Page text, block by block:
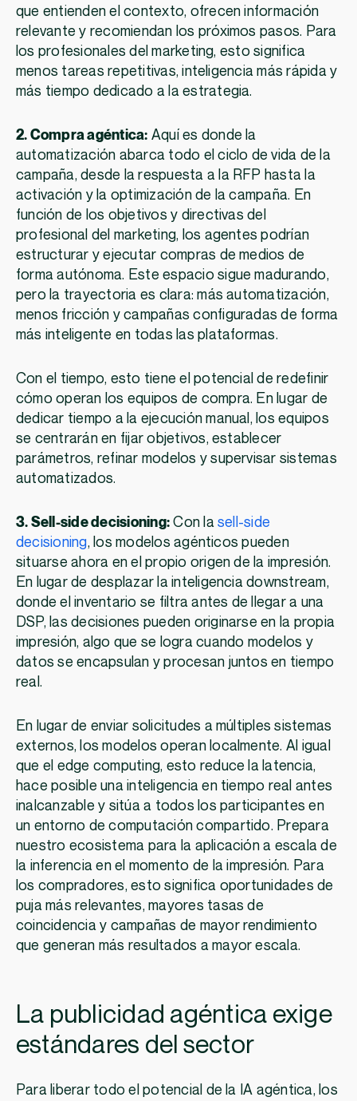
que entienden el contexto, ofrecen información
relevante y recomiendan los próximos pasos. Para
los profesionales del marketing, esto significa
menos tareas repetitivas, inteligencia más rápida y
más tiempo dedicado a la estrategia.
2. Compra agéntica: Aquí es donde la
automatización abarca todo el ciclo de vida de la
campaña, desde la respuesta a la RFP hasta la
activación y la optimización de la campaña. En
función de los objetivos y directivas del
profesional del marketing, los agentes podrían
estructurar y ejecutar compras de medios de
forma autónoma. Este espacio sigue madurando,
pero la trayectoria es clara: más automatización,
menos fricción y campañas configuradas de forma
más inteligente en todas las plataformas.
Con el tiempo, esto tiene el potencial de redefinir
cómo operan los equipos de compra. En lugar de
dedicar tiempo a la ejecución manual, los equipos
se centrarán en fijar objetivos, establecer
parámetros, refinar modelos y supervisar sistemas
automatizados.
3. Sell-side decisioning: Con lasell-side
decisioning, los modelos agénticos pueden
situarse ahora en el propio origen de la impresión.
En lugar de desplazar la inteligencia downstream,
donde el inventario se filtra antes de llegar a una
DSP, las decisiones pueden originarse en la propia
impresión, algo que se logra cuando modelos y
datos se encapsulan y procesan juntos en tiempo
real.
En lugar de enviar solicitudes a múltiples sistemas
externos, los modelos operan localmente. Al igual
que el edge computing, esto reduce la latencia,
hace posible una inteligencia en tiempo real antes
inalcanzable y sitúa a todos los participantes en
un entorno de computación compartido. Prepara
nuestro ecosistema para la aplicación a escala de
la inferencia en el momento de la impresión. Para
los compradores, esto significa oportunidades de
puja más relevantes, mayores tasas de
coincidencia y campañas de mayor rendimiento
que generan más resultados a mayor escala.
La publicidad agéntica exige
estándares del sector
Para liberar todo el potencial de la IA agéntica, los